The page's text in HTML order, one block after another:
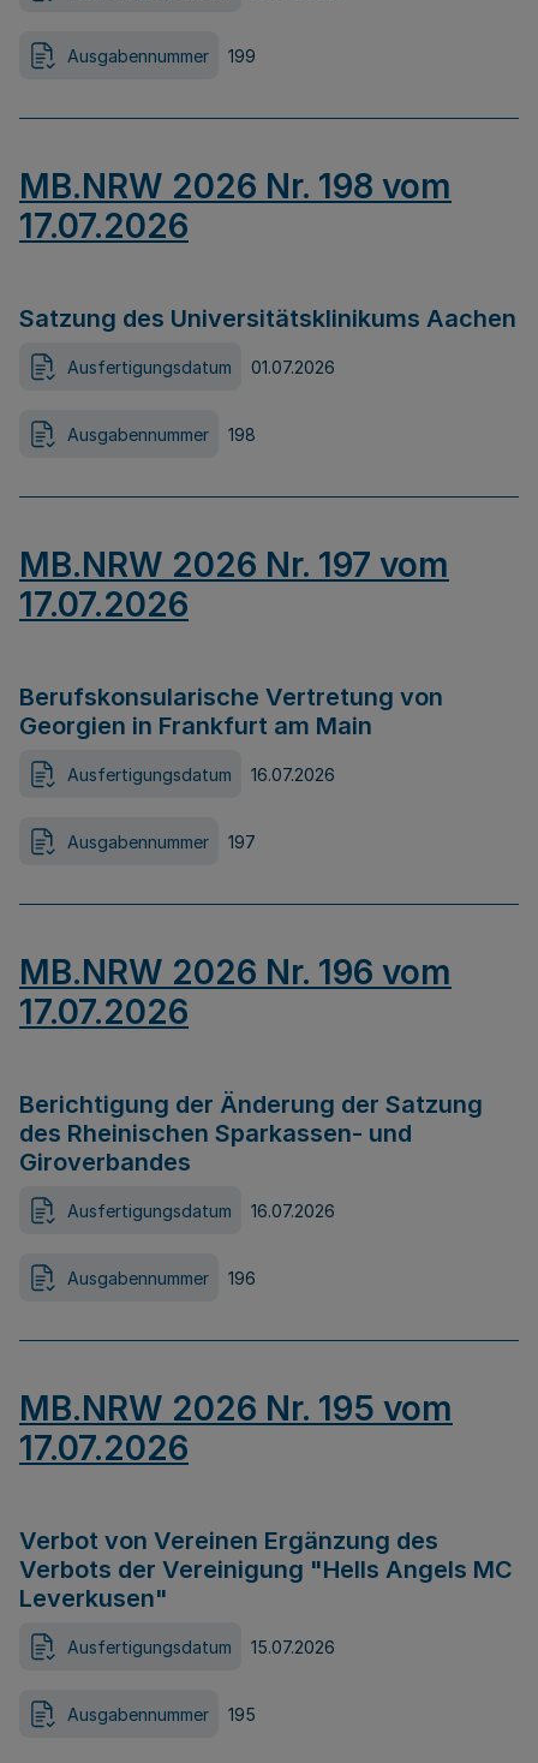
Ausgabennummer 199
MB.NRW 2026 Nr. 198 vom
17.07.2026
Satzung des Universitätsklinikums Aachen
Ausfertigungsdatum 01.07.2026
Ausgabennummer 198
MB.NRW 2026 Nr. 197 vom
17.07.2026
Berufskonsularische Vertretung von
Georgien in Frankfurt am Main
Ausfertigungsdatum 16.07.2026
Ausgabennummer 197
MB.NRW 2026 Nr. 196 vom
17.07.2026
Berichtigung der Änderung der Satzung
des Rheinischen Sparkassen- und
Giroverbandes
Ausfertigungsdatum 16.07.2026
Ausgabennummer 196
MB.NRW 2026 Nr. 195 vom
17.07.2026
Verbot von Vereinen Ergänzung des
Verbots der Vereinigung "Hells Angels MC
Leverkusen"
Ausfertigungsdatum 15.07.2026
Ausgabennummer 195